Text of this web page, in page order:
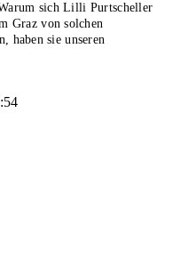
sich Lilli Purtscheller
Graz von solchen
haben sie unseren